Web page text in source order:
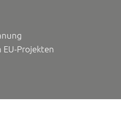
Projekten